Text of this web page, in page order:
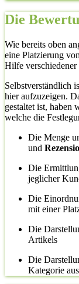
Die
Wie bereits oben
eine Platzierung
Hilfe
Selbstverständlich
hier aufzuzeigen.
gestaltet ist, haben
welche die
Die Menge
und
Die
jeglicher
Die
mit einer
Die
Artikels
Die
Kategorie